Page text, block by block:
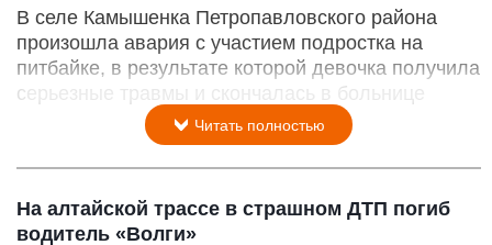
В селе Камышенка Петропавловского района
произошла авария с участием подростка на
питбайке, в результате которой девочка получила
серьезные травмы и скончалась в больнице
Читать полностью
На алтайской трассе в страшном ДТП погиб
водитель «Волги»